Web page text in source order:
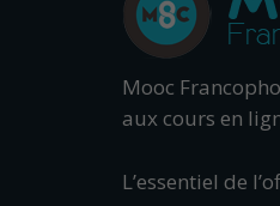
Mooc
aux cours en
L’essentiel de